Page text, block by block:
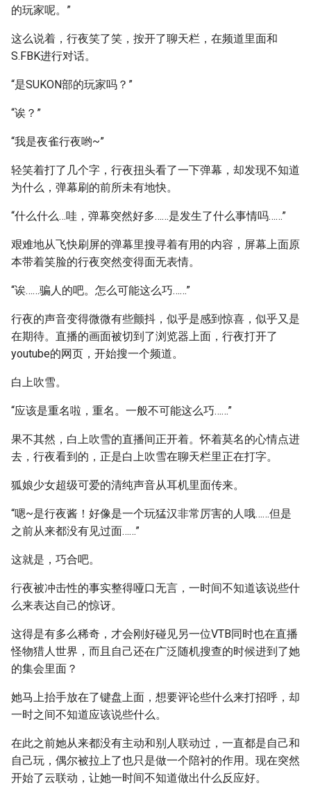
的玩家呢。”
这么说着，行夜笑了笑，按开了聊天栏，在频道里面和
S.FBK进行对话。
“是SUKON部的玩家吗？”
“诶？”
“我是夜雀行夜哟~”
轻笑着打了几个字，行夜扭头看了一下弹幕，却发现不知道
为什么，弹幕刷的前所未有地快。
“什么什么…哇，弹幕突然好多……是发生了什么事情吗……”
艰难地从飞快刷屏的弹幕里搜寻着有用的内容，屏幕上面原
本带着笑脸的行夜突然变得面无表情。
“诶……骗人的吧。怎么可能这么巧……”
行夜的声音变得微微有些颤抖，似乎是感到惊喜，似乎又是
在期待。直播的画面被切到了浏览器上面，行夜打开了
youtube的网页，开始搜一个频道。
白上吹雪。
“应该是重名啦，重名。一般不可能这么巧……”
果不其然，白上吹雪的直播间正开着。怀着莫名的心情点进
去，行夜看到的，正是白上吹雪在聊天栏里正在打字。
狐娘少女超级可爱的清纯声音从耳机里面传来。
“嗯~是行夜酱！好像是一个玩猛汉非常厉害的人哦……但是
之前从来都没有见过面……”
这就是，巧合吧。
行夜被冲击性的事实整得哑口无言，一时间不知道该说些什
么来表达自己的惊讶。
这得是有多么稀奇，才会刚好碰见另一位VTB同时也在直播
怪物猎人世界，而且自己还在广泛随机搜查的时候进到了她
的集会里面？
她马上抬手放在了键盘上面，想要评论些什么来打招呼，却
一时之间不知道应该说些什么。
在此之前她从来都没有主动和别人联动过，一直都是自己和
自己玩，偶尔被拉上了也只是做一个陪衬的作用。现在突然
开始了云联动，让她一时间不知道做出什么反应好。